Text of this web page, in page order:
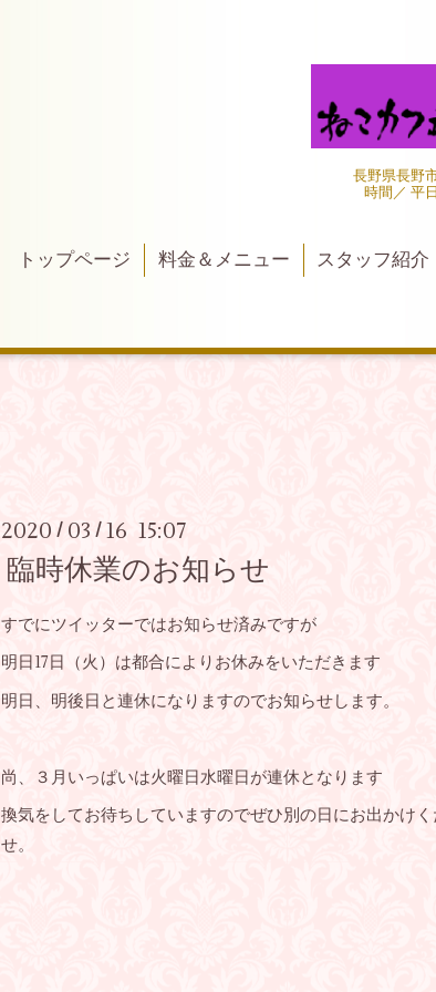
長野県長野
時間／ 平
トップページ 料金＆メニュー スタッフ紹介
2020 / 03 / 16 15:07
臨時休業のお知らせ
すでにツイッターではお知らせ済みですが
明日17日（火）は都合によりお休みをいただきます
明日、明後日と連休になりますのでお知らせします。
尚、３月いっぱいは火曜日水曜日が連休となります
換気をしてお待ちしていますのでぜひ別の日にお出かけく
せ。